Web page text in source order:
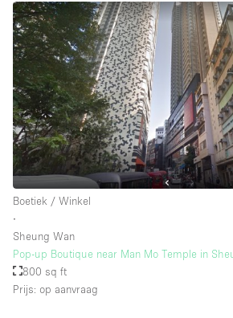
Boetiek / Winkel
∙
Sheung Wan
Pop-up Boutique near Man Mo Temple in
800 sq ft
Prijs: op aanvraag